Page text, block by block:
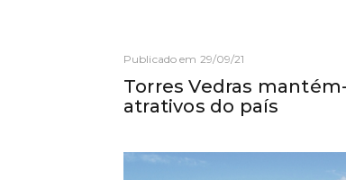
Publicado em 29/09/21
Torres Vedras
atrativos do país